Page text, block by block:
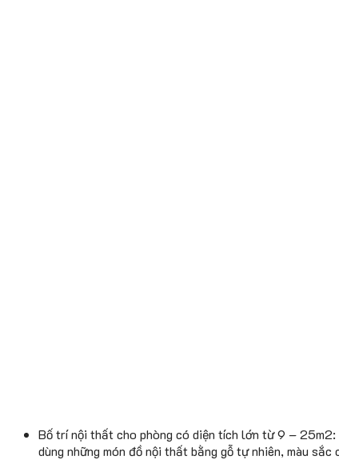
Bố trí nội thất cho phòng có diện tích lớn từ 9 –
dùng những món đồ nội thất bằng gỗ tự nhiên, màu